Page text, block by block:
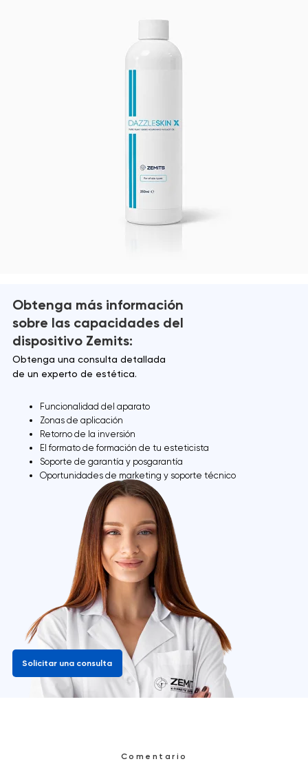
Solicitar una consulta
Obtenga más información
sobre las capacidades del
dispositivo Zemits:
Obtenga una consulta detallada
de un experto de estética.
Funcionalidad del aparato
Zonas de aplicación
Retorno de la inversión
El formato de formación de tu esteticista
Soporte de garantía y posgarantía
Oportunidades de marketing y soporte técnico
Comentario